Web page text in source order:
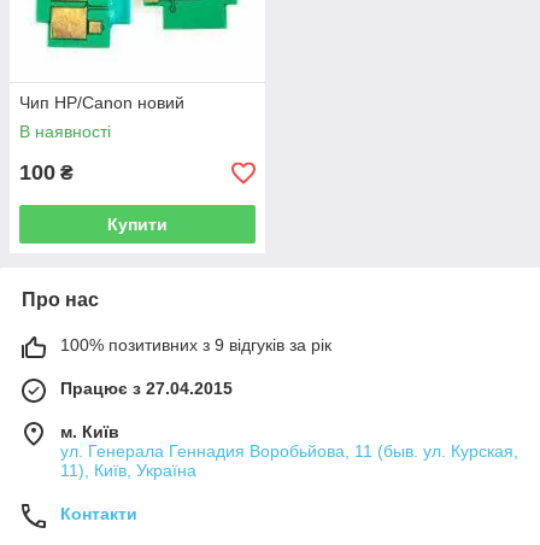
Чип НР/Canon новий
В наявності
100 ₴
Купити
Про нас
100% позитивних з 9 відгуків за рік
Працює з 27.04.2015
м. Київ
ул. Генерала Геннадия Воробьйова, 11 (быв. ул. Курская,
11), Київ, Україна
Контакти